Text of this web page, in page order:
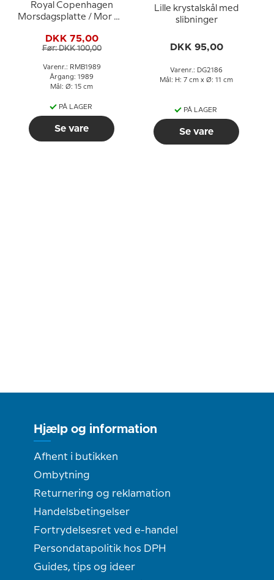
Royal Copenhagen
Morsdagsplatte / Mor og
Vestergaard
DKK 75,00
Før: DKK 100,00
Varenr.: RMB1989
Årgang: 1989
Mål: Ø: 15 cm
PÅ LAGER
Se vare
Lille krystalskål med
slibninger
DKK 95,00
Varenr.: DG2186
Mål: H: 7 cm x Ø: 11 cm
PÅ LAGER
Se vare
Hjælp og information
Afhent i butikken
Ombytning
Returnering og reklamation
Handelsbetingelser
Fortrydelsesret ved e-handel
Persondatapolitik hos DPH
Guides, tips og ideer